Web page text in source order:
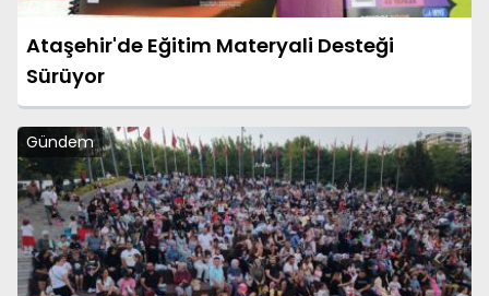
Ataşehir'de Eğitim Materyali Desteği
Sürüyor
Gündem